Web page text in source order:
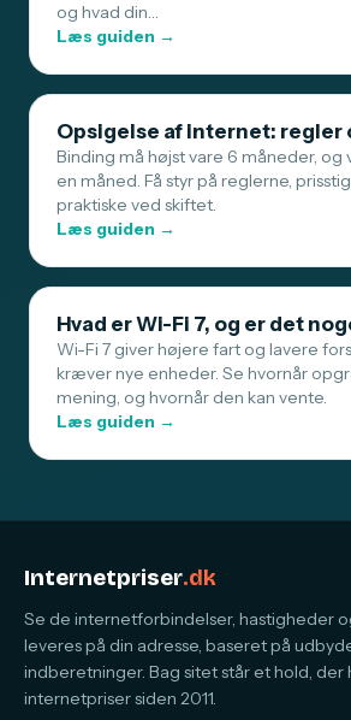
og hvad din…
Læs guiden →
Opsigelse af internet: regler
Binding må højst vare 6 måneder, og
en måned. Få styr på reglerne,
praktiske ved skiftet.
Læs guiden →
Hvad er Wi-Fi 7, og er det
Wi-Fi 7 giver højere fart og lavere
kræver nye enheder. Se hvornår
mening, og hvornår den kan vente.
Læs guiden →
Internetpriser.dk
Se de internetforbindelser, hastigheder
leveres på din adresse, baseret på
indberetninger. Bag sitet står et hold, der
internetpriser siden 2011.